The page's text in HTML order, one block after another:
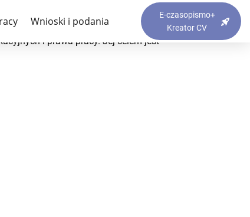
Wnioski i podania
E-czasopismo+
Kreator CV
i prawa pracy. Jej celem jest